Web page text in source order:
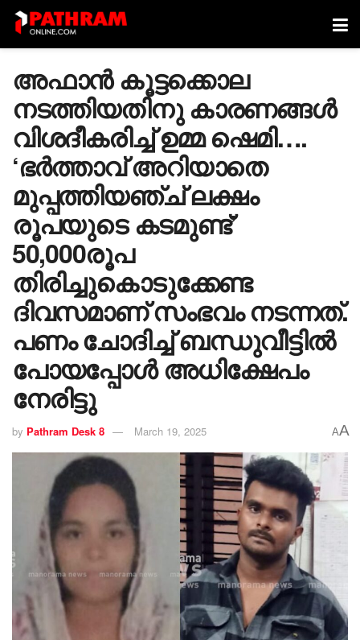
അഫാൻ കൂട്ടക്കൊല
നടത്തിയതിനു കാരണങ്ങൾ
വിശദീകരിച്ച് ഉമ്മ ഷെമി….
‘ഭർത്താവ് അറിയാതെ
മുപ്പത്തിയഞ്ച് ലക്ഷം
രൂപയുടെ കടമുണ്ട്’
50,000രൂപ
തിരിച്ചുകൊടുക്കേണ്ട
ദിവസമാണ് സംഭവം നടന്നത്.
പണം ചോദിച്ച് ബന്ധുവീട്ടിൽ
പോയപ്പോൾ അധിക്ഷേപം
നേരിട്ടു
by Pathram Desk 8 March 19, 2025 AA